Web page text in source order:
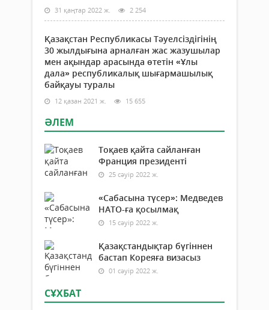
31 қаңтар 2022 ж. 2 254
Қазақстан Республикасы Тәуелсіздігінің
30 жылдығына арналған жас жазушылар
мен ақындар арасында өтетін «Ұлы
дала» республикалық шығармашылық
байқауы туралы
12 қазан 2021 ж. 15 655
ӘЛЕМ
Тоқаев қайта сайланған
Франция президенті
25 сәуір 2022 ж.
«Сабасына түсер»: Медведев
НАТО-ға қосылмақ
15 сәуір 2022 ж.
Қазақстандықтар бүгіннен
бастап Кореяға визасыз
01 сәуір 2022 ж.
СҰХБАТ